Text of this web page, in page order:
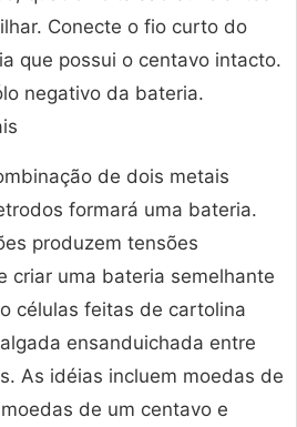
Conecte o fio curto do
que possui o centavo intacto.
negativo da bateria.
de dois metais
formará uma bateria.
produzem tensões
criar uma bateria semelhante
células feitas de cartolina
ensanduichada entre
As idéias incluem moedas de
de um centavo e